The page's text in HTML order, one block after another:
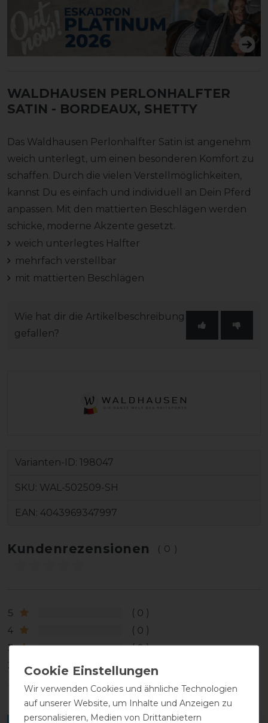
WALDHAUSEN PERLONHALFTER
SATIN - BORDEAUX, SHETTY
Das Waldhausen Perlonhalfter Satin ist angenehm
weich unterlegt, um einen besonderen Komfort zu
schaffen. Durch die vielen Verstellmöglichkeiten,
kannst Du es einfach und individuell an Dein Pferd
anpassen. Mit den mattierten Beschlägen werden
schicke, moderne Akzente gesetzt.
weich unterlegtes Halfter
mehrfach verstellbar
mit mattierten Beschlägen
Wie hat dir die Artikelbeschreibung
gefallen?
Varianten-ID: 198047
SKU: WAL-502509-SH
EAN: 4043969347997
Kundenrezensionen (0)
5
0
4
0
3
0
2
1
0
Wir verwenden Cookies und ähnliche Technologien
auf unserer Website, um Inhalte und Anzeigen zu
personalisieren, Medien von Drittanbietern